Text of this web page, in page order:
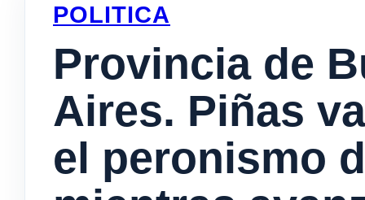
POLITICA
Provincia de
Aires. Piñas
el peronismo